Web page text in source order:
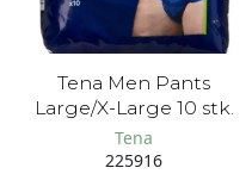
Tena Men Pants
Large/X-Large 10 stk.
Tena
225916